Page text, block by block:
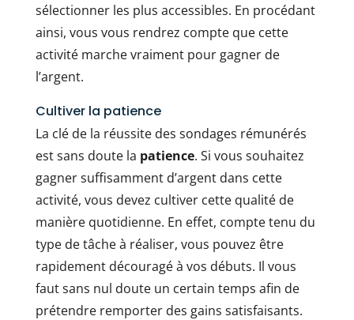
sélectionner les plus accessibles. En procédant
ainsi, vous vous rendrez compte que cette
activité marche vraiment pour gagner de
l’argent.
Cultiver la patience
La clé de la réussite des sondages rémunérés
est sans doute la patience. Si vous souhaitez
gagner suffisamment d’argent dans cette
activité, vous devez cultiver cette qualité de
manière quotidienne. En effet, compte tenu du
type de tâche à réaliser, vous pouvez être
rapidement découragé à vos débuts. Il vous
faut sans nul doute un certain temps afin de
prétendre remporter des gains satisfaisants.